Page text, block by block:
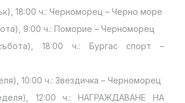
18:00 ч.: Черноморец – Черно море
9:00 ч.: Поморие – Черноморец
18:00 ч.: Бургас спорт –
10:00 ч.: Звездичка – Черноморец
12:00 ч.: НАГРАЖДАВАНЕ НА